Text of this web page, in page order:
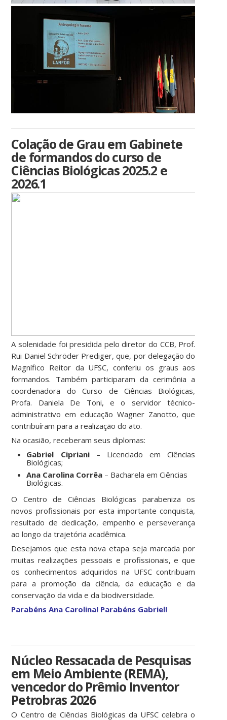
Colação de Grau em Gabinete
de formandos do curso de
Ciências Biológicas 2025.2 e
2026.1
A solenidade foi presidida pelo diretor do CCB, Prof.
Rui Daniel Schröder Prediger, que, por delegação do
Magnífico Reitor da UFSC, conferiu os graus aos
formandos. Também participaram da cerimônia a
coordenadora do Curso de Ciências Biológicas,
Profa. Daniela De Toni, e o servidor técnico-
administrativo em educação Wagner Zanotto, que
contribuíram para a realização do ato.
Na ocasião, receberam seus diplomas:
Gabriel Cipriani– Licenciado em Ciências
Biológicas;
Ana Carolina Corrêa – Bacharela em Ciências
Biológicas.
O Centro de Ciências Biológicas parabeniza os
novos profissionais por esta importante conquista,
resultado de dedicação, empenho e perseverança
ao longo da trajetória acadêmica.
Desejamos que esta nova etapa seja marcada por
muitas realizações pessoais e profissionais, e que
os conhecimentos adquiridos na UFSC contribuam
para a promoção da ciência, da educação e da
conservação da vida e da biodiversidade.
Parabéns Ana Carolina! Parabéns Gabriel!
Núcleo Ressacada de Pesquisas
em Meio Ambiente (REMA),
vencedor do Prêmio Inventor
Petrobras 2026
O Centro de Ciências Biológicas da UFSC celebra o